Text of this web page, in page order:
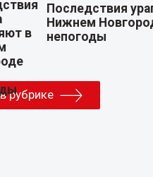
Последствия
Нижнем
непогоды
рубрике